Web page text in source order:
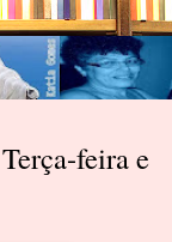
feira e